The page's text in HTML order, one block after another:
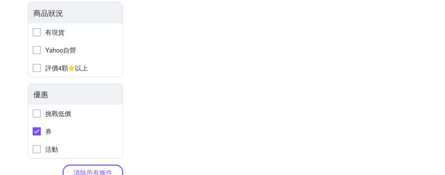
商品狀況
有現貨
Yahoo自營
評價4顆
以上
優惠
挑戰低價
券
活動
清除所有條件